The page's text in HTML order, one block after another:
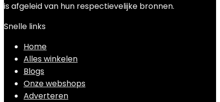
is afgeleid van hun respectievelijke bronnen.
Snelle links
Home
Alles winkelen
Blogs
Onze webshops
Adverteren